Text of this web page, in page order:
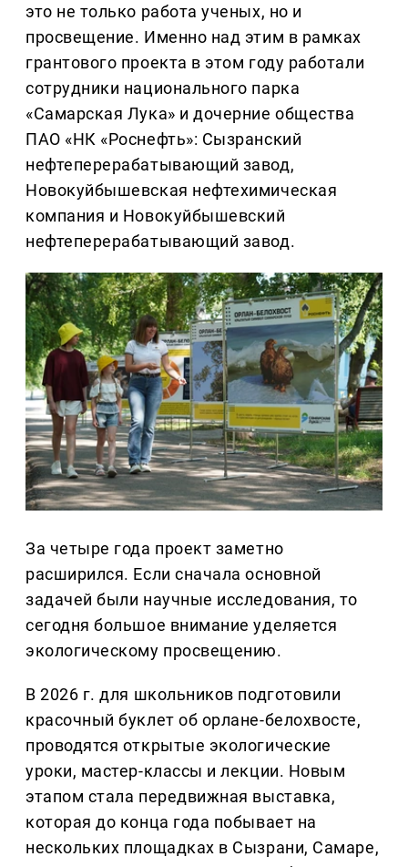
это не только работа ученых, но и
просвещение. Именно над этим в рамках
грантового проекта в этом году работали
сотрудники национального парка
«Самарская Лука» и дочерние общества
ПАО «НК «Роснефть»: Сызранский
нефтеперерабатывающий завод,
Новокуйбышевская нефтехимическая
компания и Новокуйбышевский
нефтеперерабатывающий завод.
За четыре года проект заметно
расширился. Если сначала основной
задачей были научные исследования, то
сегодня большое внимание уделяется
экологическому просвещению.
В 2026 г. для школьников подготовили
красочный буклет об орлане-белохвосте,
проводятся открытые экологические
уроки, мастер-классы и лекции. Новым
этапом стала передвижная выставка,
которая до конца года побывает на
нескольких площадках в Сызрани, Самаре,